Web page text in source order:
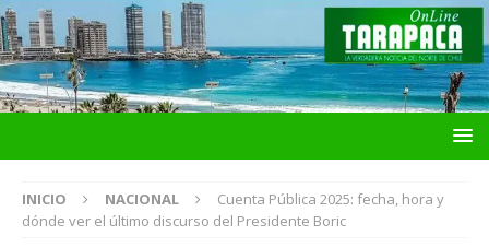
INICIO NACIONAL
Cuenta Pública 2025: fecha, hora y
dónde ver el último discurso del Presidente Boric